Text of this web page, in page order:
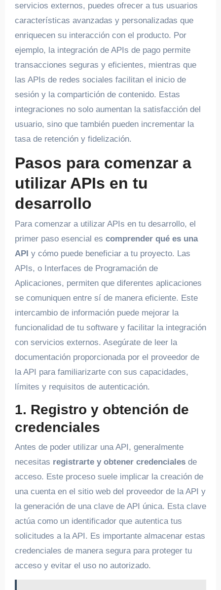
servicios externos, puedes ofrecer a tus usuarios
características avanzadas y personalizadas que
enriquecen su interacción con el producto. Por
ejemplo, la integración de APIs de pago permite
transacciones seguras y eficientes, mientras que
las APIs de redes sociales facilitan el inicio de
sesión y la compartición de contenido. Estas
integraciones no solo aumentan la satisfacción del
usuario, sino que también pueden incrementar la
tasa de retención y fidelización.
Pasos para comenzar a
utilizar APIs en tu
desarrollo
Para comenzar a utilizar APIs en tu desarrollo, el
primer paso esencial es comprender qué es una
API y cómo puede beneficiar a tu proyecto. Las
APIs, o Interfaces de Programación de
Aplicaciones, permiten que diferentes aplicaciones
se comuniquen entre sí de manera eficiente. Este
intercambio de información puede mejorar la
funcionalidad de tu software y facilitar la integración
con servicios externos. Asegúrate de leer la
documentación proporcionada por el proveedor de
la API para familiarizarte con sus capacidades,
límites y requisitos de autenticación.
1. Registro y obtención de
credenciales
Antes de poder utilizar una API, generalmente
necesitas registrarte y obtener credencialesde
acceso. Este proceso suele implicar la creación de
una cuenta en el sitio web del proveedor de la API y
la generación de una clave de API única. Esta clave
actúa como un identificador que autentica tus
solicitudes a la API. Es importante almacenar estas
credenciales de manera segura para proteger tu
acceso y evitar el uso no autorizado.